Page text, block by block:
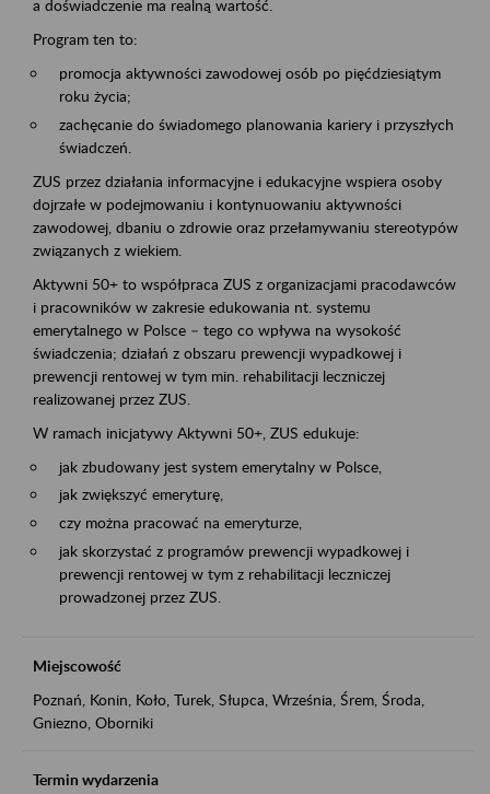
a doświadczenie ma realną wartość.
Program ten to:
promocja aktywności zawodowej osób po pięćdziesiątym
roku życia;
zachęcanie do świadomego planowania kariery i przyszłych
świadczeń.
ZUS przez działania informacyjne i edukacyjne wspiera osoby
dojrzałe w podejmowaniu i kontynuowaniu aktywności
zawodowej, dbaniu o zdrowie oraz przełamywaniu stereotypów
związanych z wiekiem.
Aktywni 50+ to współpraca ZUS z organizacjami pracodawców
i pracowników w zakresie edukowania nt. systemu
emerytalnego w Polsce – tego co wpływa na wysokość
świadczenia; działań z obszaru prewencji wypadkowej i
prewencji rentowej w tym min. rehabilitacji leczniczej
realizowanej przez ZUS.
W ramach inicjatywy Aktywni 50+, ZUS edukuje:
jak zbudowany jest system emerytalny w Polsce,
jak zwiększyć emeryturę,
czy można pracować na emeryturze,
jak skorzystać z programów prewencji wypadkowej i
prewencji rentowej w tym z rehabilitacji leczniczej
prowadzonej przez ZUS.
Miejscowość
Poznań, Konin, Koło, Turek, Słupca, Września, Śrem, Środa,
Gniezno, Oborniki
Termin wydarzenia